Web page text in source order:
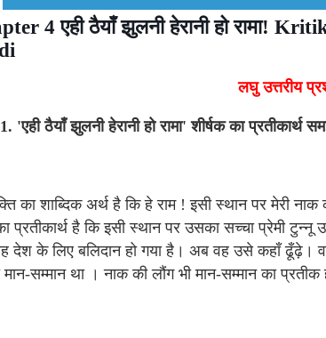
4 एही ठैयाँ झुलनी हेरानी हो रामा!
लघु उत्तरीय
'एही ठैयाँ झुलनी हेरानी हो रामा' शीर्षक का प्रतीकार्थ
का शाब्दिक अर्थ है कि हे राम ! इसी स्थान पर मेरी
प्रतीकार्थ है कि इसी स्थान पर उसका सच्चा प्रेमी
देश के लिए बलिदान हो गया है। अब वह उसे कहाँ ढूँढ़े।
सम्मान था । नाक की लौंग भी मान-सम्मान का प्रतीक